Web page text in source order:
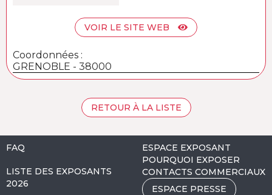
VOIR LE SITE WEB
Coordonnées :
GRENOBLE - 38000
RETOUR À LA LISTE
FAQ
LISTE DES EXPOSANTS
2026
ESPACE EXPOSANT
POURQUOI EXPOSER
CONTACTS COMMERCIAUX
ESPACE PRESSE